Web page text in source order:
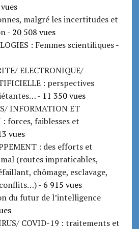
malgré les incertitudes et
- 20 508 vues
: Femmes scientifiques-
ELECTRONIQUE/
: perspectives
- 11 350 vues
INFORMATION ET
forces, faiblesses et
vues
: des efforts et
(routes impraticables,
chômage, esclavage,
conflits…)- 6 915 vues
du futur de l’intelligence
COVID-19 : traitements et